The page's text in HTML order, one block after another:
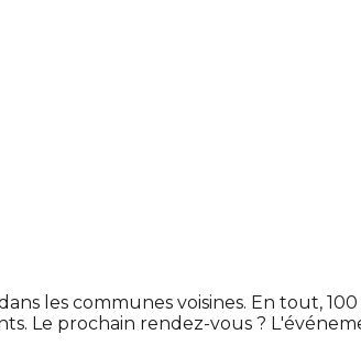
les communes voisines. En tout,
Le prochain rendez-vous ?